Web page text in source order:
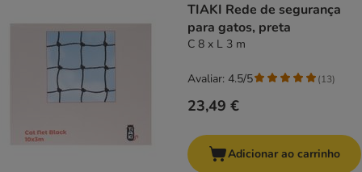
TIAKI Rede de segurança
para gatos, preta
C 8 x L 3 m
23,49 €
Avaliar: 4.5/5 (13)
Adicionar ao carrinho